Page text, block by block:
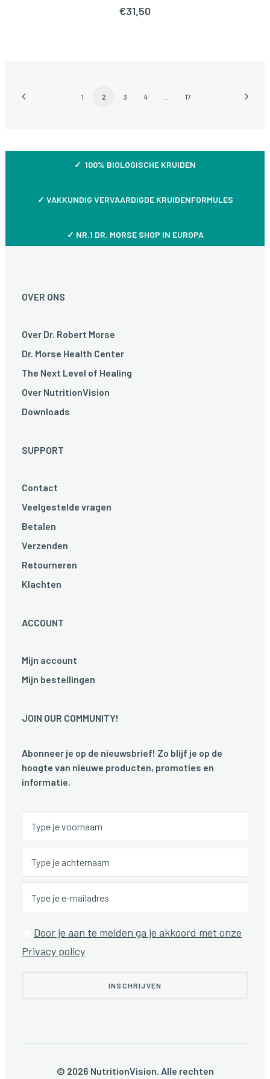
€31,50
1 2 3 4 17
✓ 100% BIOLOGISCHE KRUIDEN
✓ VAKKUNDIG VERVAARDIGDE KRUIDENFORMULES
✓ NR.1 DR. MORSE SHOP IN EUROPA
OVER ONS
Over Dr. Robert Morse
Dr. Morse Health Center
The Next Level of Healing
Over NutritionVision
Downloads
SUPPORT
Contact
Veelgestelde vragen
Betalen
Verzenden
Retourneren
Klachten
ACCOUNT
Mijn account
Mijn bestellingen
JOIN OUR COMMUNITY!
Abonneer je op de nieuwsbrief! Zo blijf je op de
hoogte van nieuwe producten, promoties en
informatie.
Door je aan te melden ga je akkoord met onze
Privacy policy
© 2026 NutritionVision. Alle rechten